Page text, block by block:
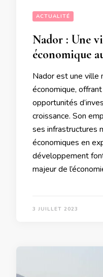
ACTUALITÉ
Nador : Une
économique
Nador est une ville
économique,
opportunités
croissance. Son
ses infrastructures
économiques en
développement
majeur de
3 JUILLET 2023